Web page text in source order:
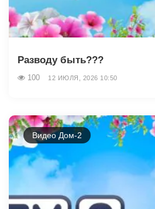
Разводу быть???
100 12 ИЮЛЯ, 2026 10:50
Видео Дом-2